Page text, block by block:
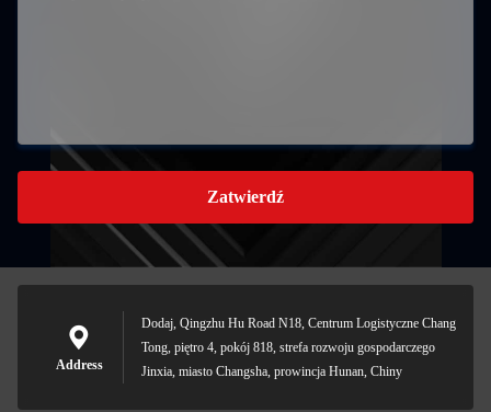
Zatwierdź
Address
Dodaj, Qingzhu Hu Road N18, Centrum Logistyczne Chang
Tong, piętro 4, pokój 818, strefa rozwoju gospodarczego
Jinxia, miasto Changsha, prowincja Hunan, Chiny